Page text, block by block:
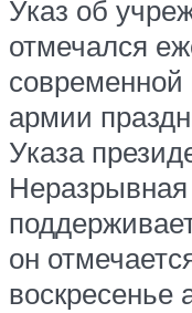
Указ об
отмечался
современной
армии
Указа
Неразрывная
он
воскресенье